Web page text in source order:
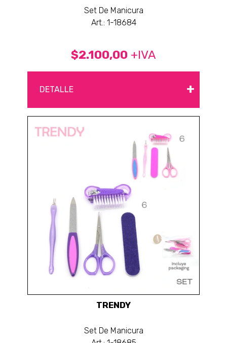
Set De Manicura
Art.: 1-18684
$2.100,00 +IVA
DETALLE +
TRENDY
Set De Manicura